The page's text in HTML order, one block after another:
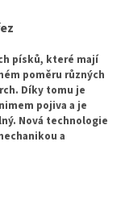
písků, které mají
poměru různých
Díky tomu je
pojiva a je
Nová technologie
a